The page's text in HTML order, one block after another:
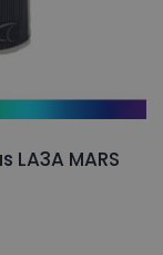
MARS